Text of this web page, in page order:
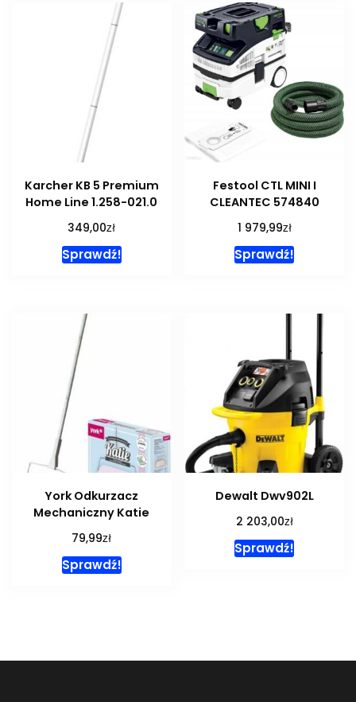
Karcher KB 5 Premium
Home Line 1.258-021.0
349,00zł
Sprawdź!
Festool CTL MINI I
CLEANTEC 574840
1 979,99zł
Sprawdź!
York Odkurzacz
Mechaniczny Katie
79,99zł
Sprawdź!
Dewalt Dwv902L
2 203,00zł
Sprawdź!